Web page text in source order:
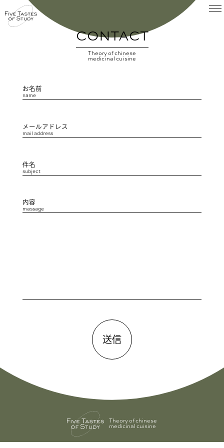
CONTACT
Theory of chinese
medicinal cuisine
お名前
name
メールアドレス
mail address
件名
subject
内容
massage
Theory of chinese
medicinal cuisine